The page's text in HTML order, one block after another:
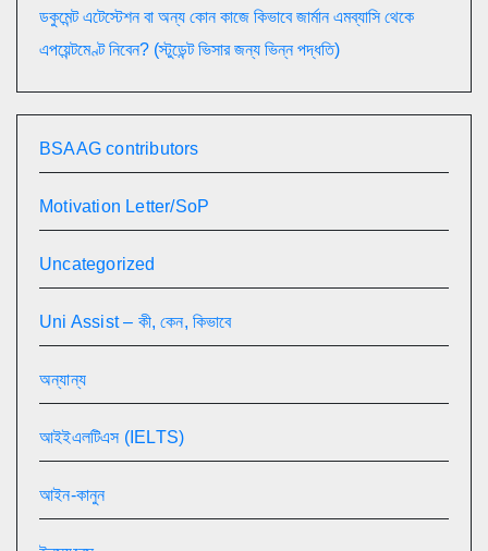
ডকুমেন্ট এটেস্টেশন বা অন্য কোন কাজে কিভাবে জার্মান এমব্যাসি থেকে
এপয়েন্টমেণ্ট নিবেন? (স্টুডেন্ট ভিসার জন্য ভিন্ন পদ্ধতি)
BSAAG contributors
Motivation Letter/SoP
Uncategorized
Uni Assist – কী, কেন, কিভাবে
অন্যান্য
আইইএলটিএস (IELTS)
আইন-কানুন